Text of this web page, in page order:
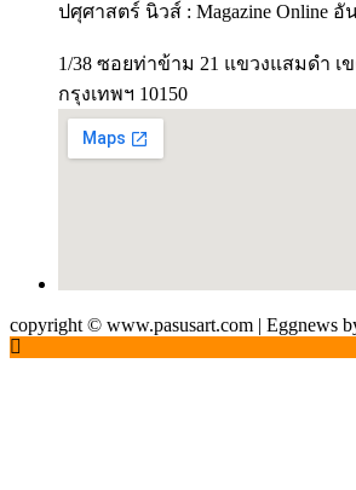
ปศุศาสตร์ นิวส์ : Magazine Online
1/38 ซอยท่าข้าม 21 แขวงแสมดำ เ
กรุงเทพฯ 10150
copyright © www.pasusart.com | Eggnews